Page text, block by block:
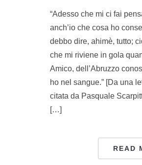
“Adesso che mi ci fai
anch’io che cosa ho
debbo dire, ahimè, tutto;
che mi riviene in gola
Amico, dell’Abruzzo
ho nel sangue.” [Da una
citata da Pasquale
[…]
READ